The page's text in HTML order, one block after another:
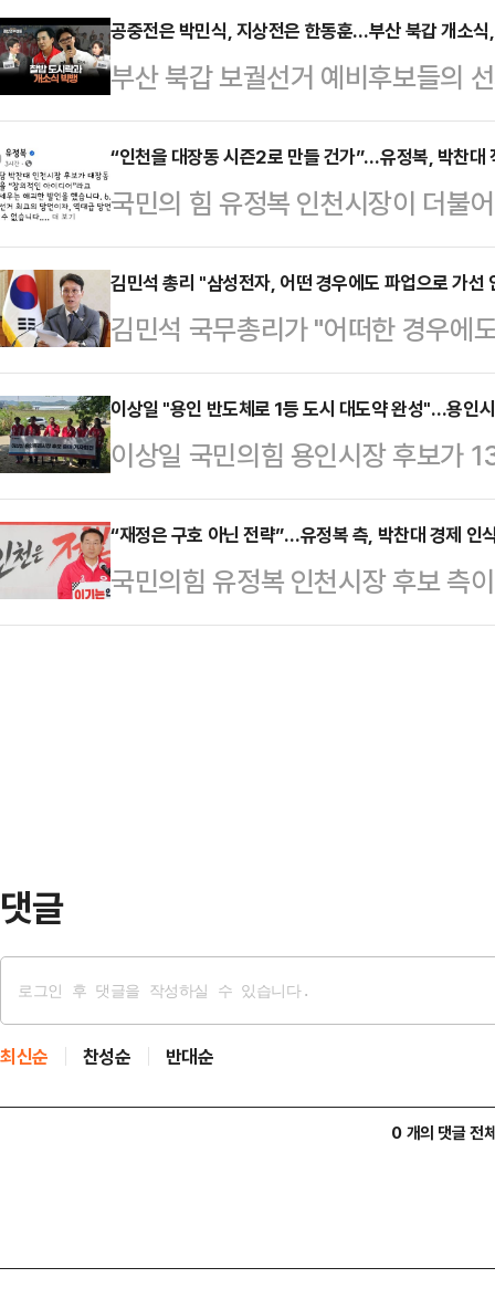
공중전은 박민식, 지상전은 한동훈…부산 북갑 개소식
부산 북갑 보궐선거 예비후보들의
전의 전략 구도가 본격적으로 윤곽
달랐다. 박민식 국민의힘 후보와
같은 날 같은 시간에 나란히 선거
원 데일리안 정치부장은 13일 생방
해제’에 출연해 두 개소식의 콘셉
대로라면 당의 조직과 지상전은 박
전은 한동훈 후…
“인천을 대장동 시즌2로 만들 건가”…유정복, 박찬대
국민의 힘 유정복 인천시장이 더불
개발’ 관련 발언을 정면으로 비판
는 13일 SNS(사회관계망서비스)
“창의적인 아이디어”라고 평가한
절한 인식”이라며 바판했다.그는 “
이익 배분과 공공성 훼손 논란으로
사안”이라며 “이를 성공적 개발 사
있다”고 날을 …
김민석 총리 "삼성전자, 어떤 경우에도 파업으로 가선
김민석 국무총리가 "어떠한 경우에
한다"고 밝혔다.김민석 총리는 13
자 파업 관련 긴급 관계장관회의를
지원할 것을 관계 부처에 당부했다.
산업통상자원부 차관으로부터 이
정 결과를 보고받고, 향후 정부 대
결렬된 데 대해 아쉬움을 나타내면
성을 고려해 정부 차원에서 …
이상일 "용인 반도체로 1등 도시 대도약 완성"…용인
이상일 국민의힘 용인시장 후보가
인 반도체 프로젝트를 중심으로 도
출마 선언은 용인반도체 국가산단
186번길 33 에서 진행됐다. 이 후
않고 있는데 따른 '상징적 장소'라
“재정은 구호 아닌 전략”…유정복 측, 박찬대 경제 인
국민의힘 유정복 인천시장 후보 측
을 강도 높게 비판하며 선거 공방을
댓글
최신순 찬성순 반대순
0 개의 댓글 전